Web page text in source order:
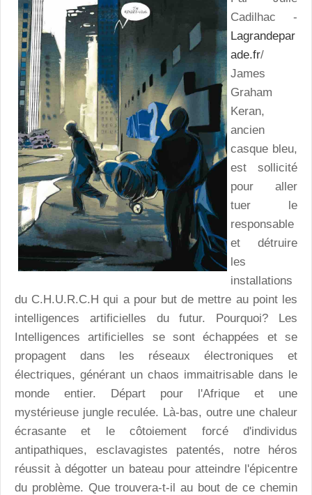
Cadilhac -
Lagrandepar
ade.fr/
James
Graham
Keran,
ancien
casque bleu,
est sollicité
pour aller
tuer le
responsable
et détruire
les
installations
du C.H.U.R.C.H qui a pour but de mettre au point les
intelligences artificielles du futur. Pourquoi? Les
Intelligences artificielles se sont échappées et se
propagent dans les réseaux électroniques et
électriques, générant un chaos immaitrisable dans le
monde entier. Départ pour l'Afrique et une
mystérieuse jungle reculée. Là-bas, outre une chaleur
écrasante et le côtoiement forcé d'individus
antipathiques, esclavagistes patentés, notre héros
réussit à dégotter un bateau pour atteindre l'épicentre
du problème. Que trouvera-t-il au bout de ce chemin